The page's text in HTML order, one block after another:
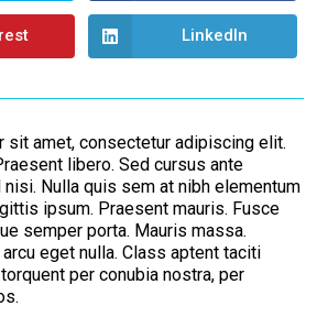
a
new
window
Opens
in
window
LinkedIn
sit amet, consectetur adipiscing elit.
libero. Sed cursus ante
Nulla quis sem at nibh elementum
ipsum. Praesent mauris. Fusce
semper porta. Mauris massa.
eget nulla. Class aptent taciti
per conubia nostra, per